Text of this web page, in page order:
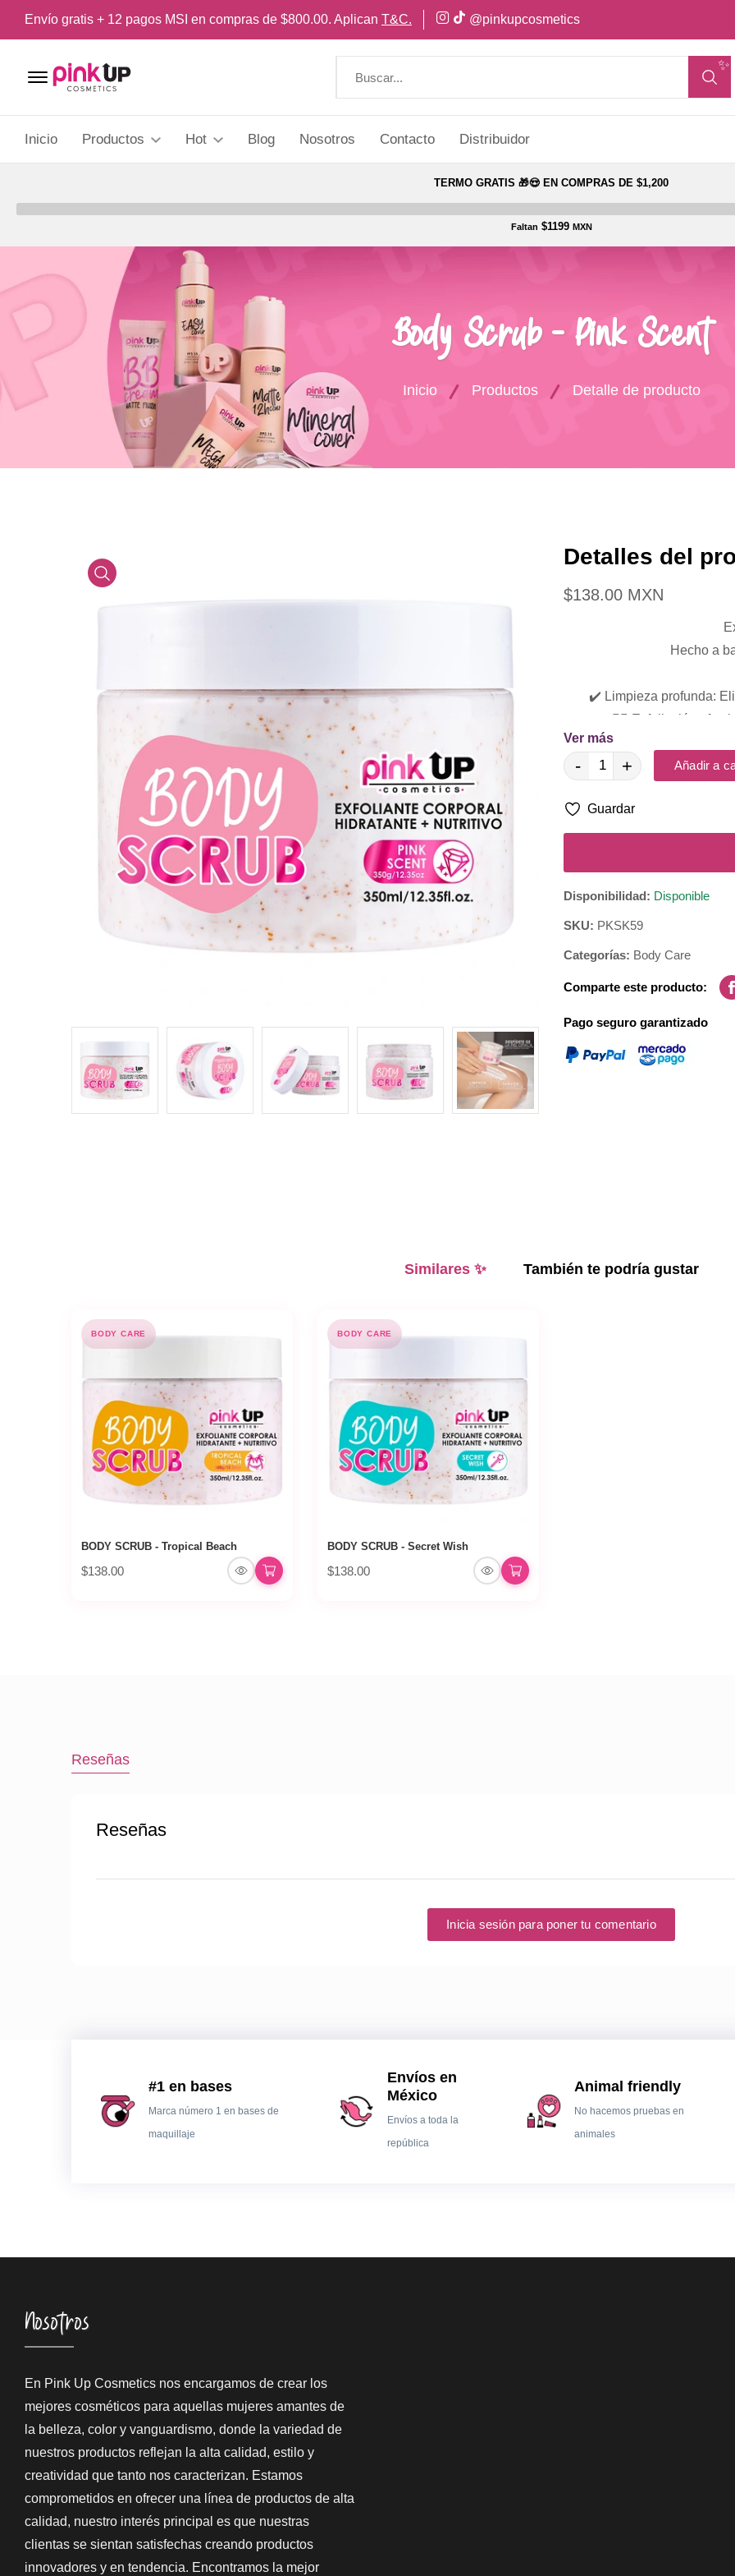
Envío gratis + 12 pagos MSI en compras de $800.00. Aplican T&C. @pinkupcosmetics
Menu Open ✨
Inicio Productos Hot Blog Nosotros Contacto Distribuidor
TERMO GRATIS 🎁😍 EN COMPRAS DE $1,200
Faltan $1199 MXN
Body Scrub - Pink Scent
Inicio Productos Detalle de producto
Detalles del
$138.00 MXN
Hecho a
✔️ Limpieza profunda:
👌🏼 Exfoliación
💧Humecta
2️⃣ Masajea suavemente
Utilízalo de 1 a 2 veces por
Ver más
- + Añadir a
Guardar
Disponibilidad: Disponible
SKU: PKSK59
Categorías: Body Care
Comparte este producto:
Pago seguro garantizado
Similares ✨ También te podría gustar
BODY CARE
BODY SCRUB - Tropical Beach
$138.00
BODY CARE
BODY SCRUB - Secret Wish
$138.00
Reseñas
Reseñas
Inicia sesión para poner tu comentario
#1 en bases
Marca número 1 en bases de
maquillaje
Envíos en
México
Envíos a toda la
república
Animal friendly
No hacemos pruebas en
animales
Nosotros
En Pink Up Cosmetics nos encargamos de crear los
mejores cosméticos para aquellas mujeres amantes de
la belleza, color y vanguardismo, donde la variedad de
nuestros productos reflejan la alta calidad, estilo y
creatividad que tanto nos caracterizan. Estamos
comprometidos en ofrecer una línea de productos de alta
calidad, nuestro interés principal es que nuestras
clientas se sientan satisfechas creando productos
innovadores y en tendencia. Encontramos la mejor